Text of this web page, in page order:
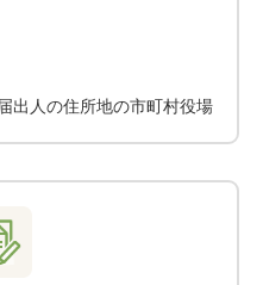
出人の住所地の市町村役場